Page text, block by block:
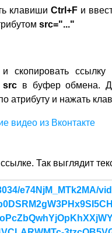
клавиши Ctrl+Fи
src="..."
скопировать
src в буфер обмена.
атрибуту и нажать
Так выглядит
e74NjM_MTk2MA/